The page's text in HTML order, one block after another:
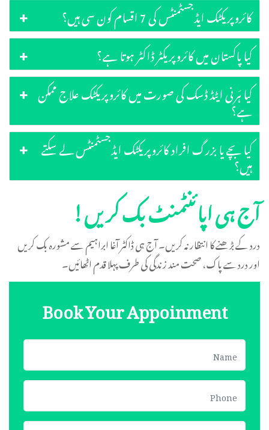
کائروپریکٹک ایڈجسٹمنٹس کی 7 اقسام کون سی ہیں؟
کیا پاکستان میں کائروپریکٹر ڈاکٹر ہوتا ہے؟
کیا ہَرنی ایٹڈ ڈسک کی صورت میں کائروپریکٹک علاج ممکن
ہے؟
کیا بچے یا بزرگ افراد کائروپریکٹک ایڈجسٹمنٹس لے سکتے
ہیں؟
آج ہی اپائنٹمنٹ بک کریں!
درد کے بڑھنے کا انتظار نہ کریں۔ آج ہی ڈاکٹر آغا ابراہیم سے مشورہ بک کریں
اور درد سے پاک، صحت مند زندگی کی طرف پہلا قدم اٹھائیں۔
Book Your Appoinment